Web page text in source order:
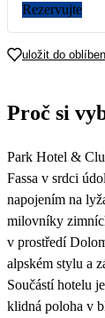
Rezervujte
uložit do
Proč si
Park Hotel &
Fassa v srdci
napojením na
milovníky
v prostředí
alpském stylu a
Součástí hotelu
klidná poloha v